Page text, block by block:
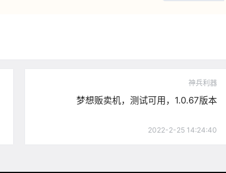
神兵利器
梦想贩卖机，测试可用，1.0.67版本
2022-2-25 14:24:40